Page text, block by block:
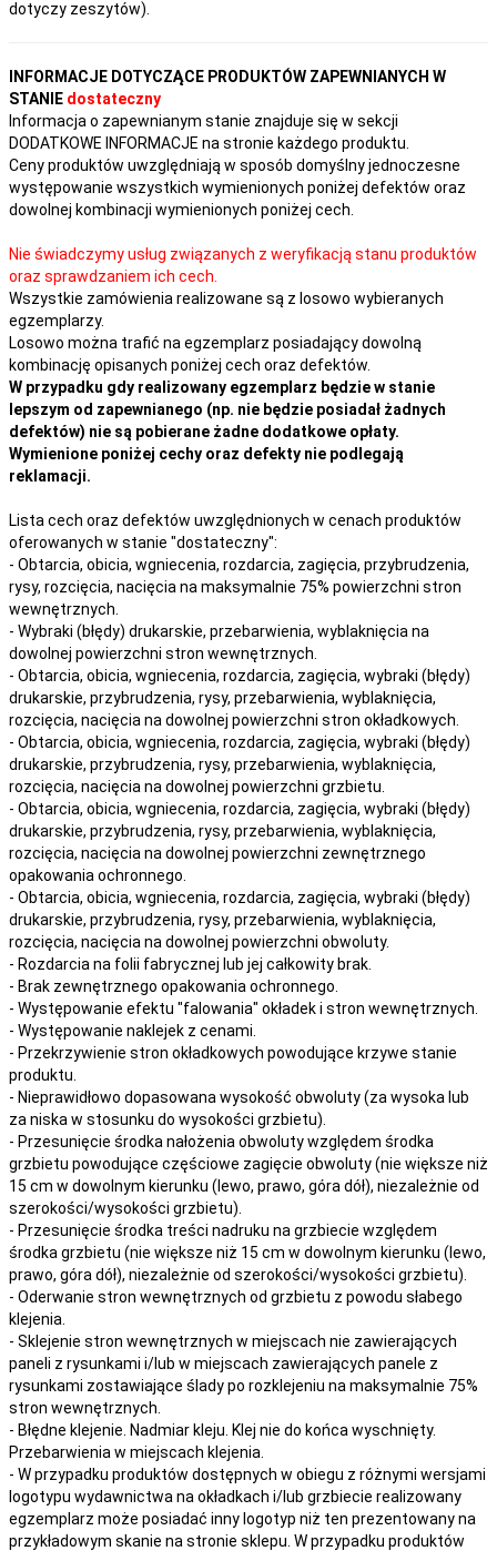
dotyczy zeszytów).
INFORMACJE DOTYCZĄCE PRODUKTÓW ZAPEWNIANYCH W
STANIE dostateczny
Informacja o zapewnianym stanie znajduje się w sekcji
DODATKOWE INFORMACJE na stronie każdego produktu.
Ceny produktów uwzględniają w sposób domyślny jednoczesne
występowanie wszystkich wymienionych poniżej defektów oraz
dowolnej kombinacji wymienionych poniżej cech.
Nie świadczymy usług związanych z weryfikacją stanu produktów
oraz sprawdzaniem ich cech.
Wszystkie zamówienia realizowane są z losowo wybieranych
egzemplarzy.
Losowo można trafić na egzemplarz posiadający dowolną
kombinację opisanych poniżej cech oraz defektów.
W przypadku gdy realizowany egzemplarz będzie w stanie
lepszym od zapewnianego (np. nie będzie posiadał żadnych
defektów) nie są pobierane żadne dodatkowe opłaty.
Wymienione poniżej cechy oraz defekty nie podlegają
reklamacji.
Lista cech oraz defektów uwzględnionych w cenach produktów
oferowanych w stanie "dostateczny":
- Obtarcia, obicia, wgniecenia, rozdarcia, zagięcia, przybrudzenia,
rysy, rozcięcia, nacięcia na maksymalnie 75% powierzchni stron
wewnętrznych.
- Wybraki (błędy) drukarskie, przebarwienia, wyblaknięcia na
dowolnej powierzchni stron wewnętrznych.
- Obtarcia, obicia, wgniecenia, rozdarcia, zagięcia, wybraki (błędy)
drukarskie, przybrudzenia, rysy, przebarwienia, wyblaknięcia,
rozcięcia, nacięcia na dowolnej powierzchni stron okładkowych.
- Obtarcia, obicia, wgniecenia, rozdarcia, zagięcia, wybraki (błędy)
drukarskie, przybrudzenia, rysy, przebarwienia, wyblaknięcia,
rozcięcia, nacięcia na dowolnej powierzchni grzbietu.
- Obtarcia, obicia, wgniecenia, rozdarcia, zagięcia, wybraki (błędy)
drukarskie, przybrudzenia, rysy, przebarwienia, wyblaknięcia,
rozcięcia, nacięcia na dowolnej powierzchni zewnętrznego
opakowania ochronnego.
- Obtarcia, obicia, wgniecenia, rozdarcia, zagięcia, wybraki (błędy)
drukarskie, przybrudzenia, rysy, przebarwienia, wyblaknięcia,
rozcięcia, nacięcia na dowolnej powierzchni obwoluty.
- Rozdarcia na folii fabrycznej lub jej całkowity brak.
- Brak zewnętrznego opakowania ochronnego.
- Występowanie efektu "falowania" okładek i stron wewnętrznych.
- Występowanie naklejek z cenami.
- Przekrzywienie stron okładkowych powodujące krzywe stanie
produktu.
- Nieprawidłowo dopasowana wysokość obwoluty (za wysoka lub
za niska w stosunku do wysokości grzbietu).
- Przesunięcie środka nałożenia obwoluty względem środka
grzbietu powodujące częściowe zagięcie obwoluty (nie większe niż
15 cm w dowolnym kierunku (lewo, prawo, góra dół), niezależnie od
szerokości/wysokości grzbietu).
- Przesunięcie środka treści nadruku na grzbiecie względem
środka grzbietu (nie większe niż 15 cm w dowolnym kierunku (lewo,
prawo, góra dół), niezależnie od szerokości/wysokości grzbietu).
- Oderwanie stron wewnętrznych od grzbietu z powodu słabego
klejenia.
- Sklejenie stron wewnętrznych w miejscach nie zawierających
paneli z rysunkami i/lub w miejscach zawierających panele z
rysunkami zostawiające ślady po rozklejeniu na maksymalnie 75%
stron wewnętrznych.
- Błędne klejenie. Nadmiar kleju. Klej nie do końca wyschnięty.
Przebarwienia w miejscach klejenia.
- W przypadku produktów dostępnych w obiegu z różnymi wersjami
logotypu wydawnictwa na okładkach i/lub grzbiecie realizowany
egzemplarz może posiadać inny logotyp niż ten prezentowany na
przykładowym skanie na stronie sklepu. W przypadku produktów